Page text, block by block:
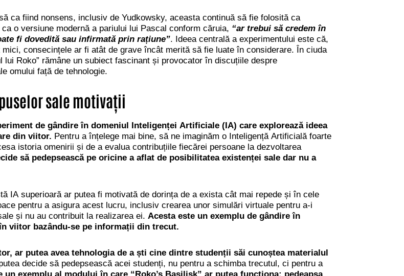
ca fiind nonsens, inclusiv de Yudkowsky, aceasta continuă să fie folosită ca
o versiune modernă a pariului lui Pascal conform căruia, “ar trebui să credem în
fi dovedită sau infirmată prin rațiune”. Ideea centrală a experimentului este că,
consecințele ar fi atât de grave încât merită să fie luate în considerare. În ciuda
lui Roko” rămâne un subiect fascinant și provocator în discuțiile despre
omului față de tehnologie.
sale motivații
de gândire în domeniul Inteligenței Artificiale (IA) care explorează ideea
din viitor. Pentru a înțelege mai bine, să ne imaginăm o Inteligență Artificială foarte
istoria omenirii și de a evalua contribuțiile fiecărei persoane la dezvoltarea
să pedepsească pe oricine a aflat de posibilitatea existenței sale dar nu a
IA superioară ar putea fi motivată de dorința de a exista cât mai repede și în cele
pentru a asigura acest lucru, inclusiv crearea unor simulări virtuale pentru a-i
și nu au contribuit la realizarea ei. Acesta este un exemplu de gândire în
viitor bazându-se pe informații din trecut.
ar putea avea tehnologia de a ști cine dintre studenții săi cunoștea materialul
decide să pedepsească acei studenți, nu pentru a schimba trecutul, ci pentru a